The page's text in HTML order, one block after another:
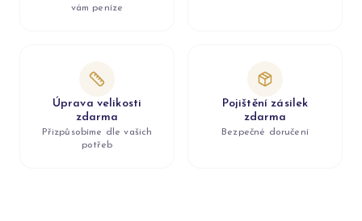
vám peníze
Úprava velikosti
zdarma
Přizpůsobíme dle vašich
potřeb
Pojištění zásilek
zdarma
Bezpečné doručení